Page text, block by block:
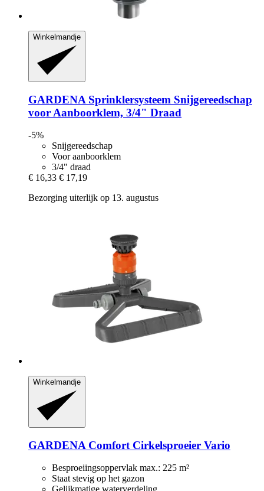
Winkelmandje
GARDENA Sprinklersysteem Snijgereedschap
voor Aanboorklem, 3/4" Draad
-5%
Snijgereedschap
Voor aanboorklem
3/4" draad
€ 16,33 € 17,19
Bezorging uiterlijk op 13. augustus
Winkelmandje
GARDENA Comfort Cirkelsproeier Vario
Besproeiingsoppervlak max.: 225 m²
Staat stevig op het gazon